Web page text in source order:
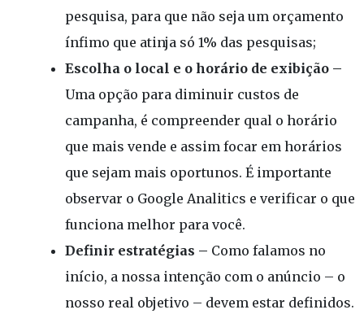
pesquisa, para que não seja um orçamento
ínfimo que atinja só 1% das pesquisas;
Escolha o local e o horário de exibição –
Uma opção para diminuir custos de
campanha, é compreender qual o horário
que mais vende e assim focar em horários
que sejam mais oportunos. É importante
observar o Google Analitics e verificar o que
funciona melhor para você.
Definir estratégias – Como falamos no
início, a nossa intenção com o anúncio – o
nosso real objetivo – devem estar definidos.